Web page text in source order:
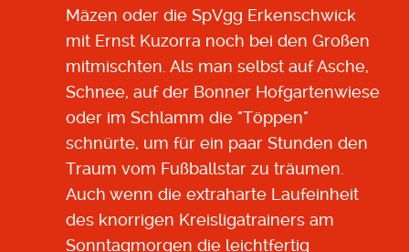
Mäzen oder die SpVgg Erkenschwick
mit Ernst Kuzorra noch bei den Großen
mitmischten. Als man selbst auf Asche,
Schnee, auf der Bonner Hofgartenwiese
oder im Schlamm die "Töppen"
schnürte, um für ein paar Stunden den
Traum vom Fußballstar zu träumen.
Auch wenn die extraharte Laufeinheit
des knorrigen Kreisligatrainers am
Sonntagmorgen die leichtfertig